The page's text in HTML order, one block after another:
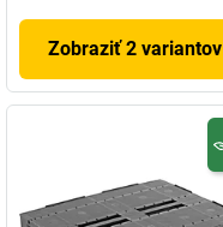
Zobraziť 2 variantov